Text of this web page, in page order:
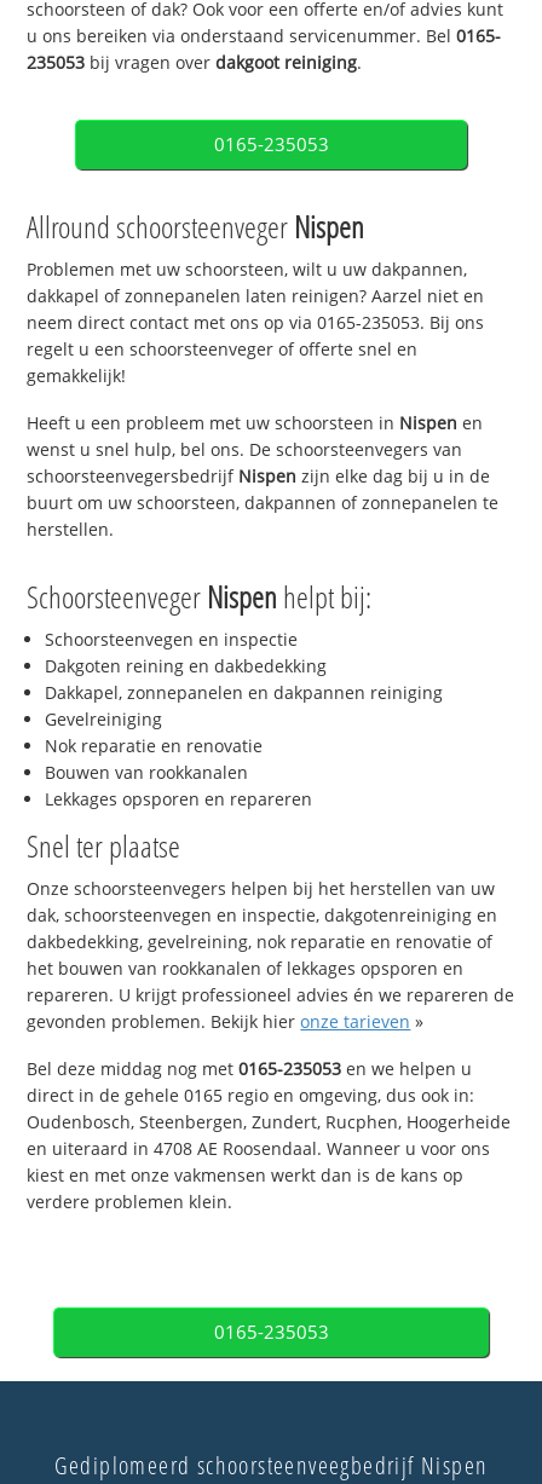
schoorsteen of dak? Ook voor een offerte en/of advies kunt
u ons bereiken via onderstaand servicenummer. Bel0165-
235053 bij vragen overdakgoot reiniging.
0165-235053
Allround schoorsteenveger Nispen
Problemen met uw schoorsteen, wilt u uw dakpannen,
dakkapel of zonnepanelen laten reinigen? Aarzel niet en
neem direct contact met ons op via 0165-235053. Bij ons
regelt u een schoorsteenveger of offerte snel en
gemakkelijk!
Heeft u een probleem met uw schoorsteen in Nispen en
wenst u snel hulp, bel ons. De schoorsteenvegers van
schoorsteenvegersbedrijf Nispen zijn elke dag bij u in de
buurt om uw schoorsteen, dakpannen of zonnepanelen te
herstellen.
Schoorsteenveger Nispen helpt bij:
Schoorsteenvegen en inspectie
Dakgoten reining en dakbedekking
Dakkapel, zonnepanelen en dakpannen reiniging
Gevelreiniging
Nok reparatie en renovatie
Bouwen van rookkanalen
Lekkages opsporen en repareren
Snel ter plaatse
Onze schoorsteenvegers helpen bij het herstellen van uw
dak, schoorsteenvegen en inspectie, dakgotenreiniging en
dakbedekking, gevelreining, nok reparatie en renovatie of
het bouwen van rookkanalen of lekkages opsporen en
repareren. U krijgt professioneel advies én we repareren de
gevonden problemen. Bekijk hieronze tarieven »
Bel deze middag nog met0165-235053 en we helpen u
direct in de gehele 0165 regio en omgeving, dus ook in:
Oudenbosch, Steenbergen, Zundert, Rucphen, Hoogerheide
en uiteraard in 4708 AE Roosendaal. Wanneer u voor ons
kiest en met onze vakmensen werkt dan is de kans op
verdere problemen klein.
0165-235053
Gediplomeerd schoorsteenveegbedrijf Nispen